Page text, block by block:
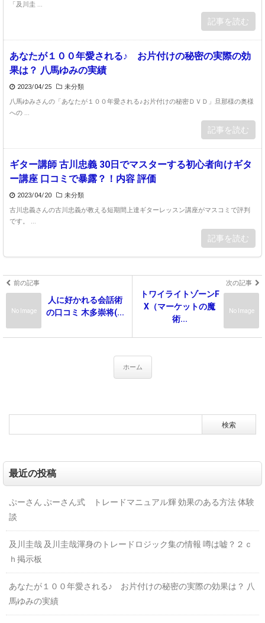
「及川圭 ...
記事を読む
あなたが１００年愛される♪ お片付けの秘密の実際の効
果は？ 八馬ゆみの実績
2023/04/25
未分類
八馬ゆみさんの「あなたが１００年愛される♪お片付けの秘密ＤＶＤ」旦那様の奥様
への ...
記事を読む
ギター講師 古川忠義 30日でマスターする初心者向けギタ
ー講座 口コミで暴露？！内容 評価
2023/04/20
未分類
古川忠義さんの古川忠義が教える短期間上達ギターレッスン講座がマスコミで評判
です。 ...
記事を読む
前の記事
No Image
人に好かれる会話術
の口コミ 木多崇将(...
次の記事
No Image
トワイライトゾーンF
X（マーケットの魔
術...
ホーム
最近の投稿
ぷーさん ぷーさん式 トレードマニュアル輝 効果のある方法 体験
談
及川圭哉 及川圭哉渾身のトレードロジック集の情報 噂は嘘？２ｃ
ｈ掲示板
あなたが１００年愛される♪ お片付けの秘密の実際の効果は？ 八
馬ゆみの実績